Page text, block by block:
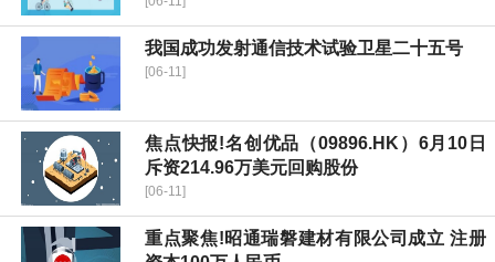
我国成功发射通信技术试验卫星二十五号
[06-11]
焦点快报!名创优品（09896.HK）6月10日
斥资214.96万美元回购股份
[06-11]
重点聚焦!昭通瑞磐建材有限公司成立 注册